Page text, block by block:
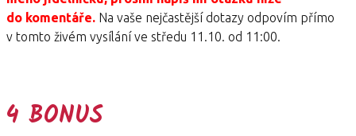
do komentáře. Na vaše nejčastější dotazy odpovím přímo
v tomto živém vysílání ve středu 11.10. od 11:00.
4 BONUS